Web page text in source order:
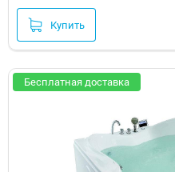
Купить
Бесплатная доставка